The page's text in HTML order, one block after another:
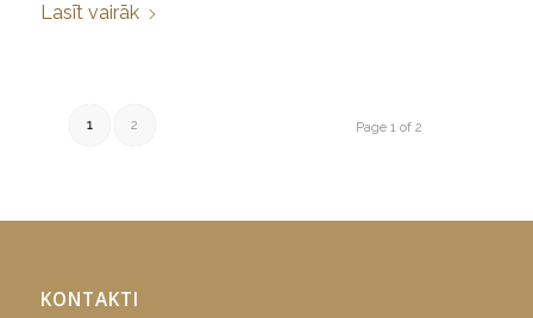
Lasīt vairāk
Page 1 of 2
1 2
KONTAKTI